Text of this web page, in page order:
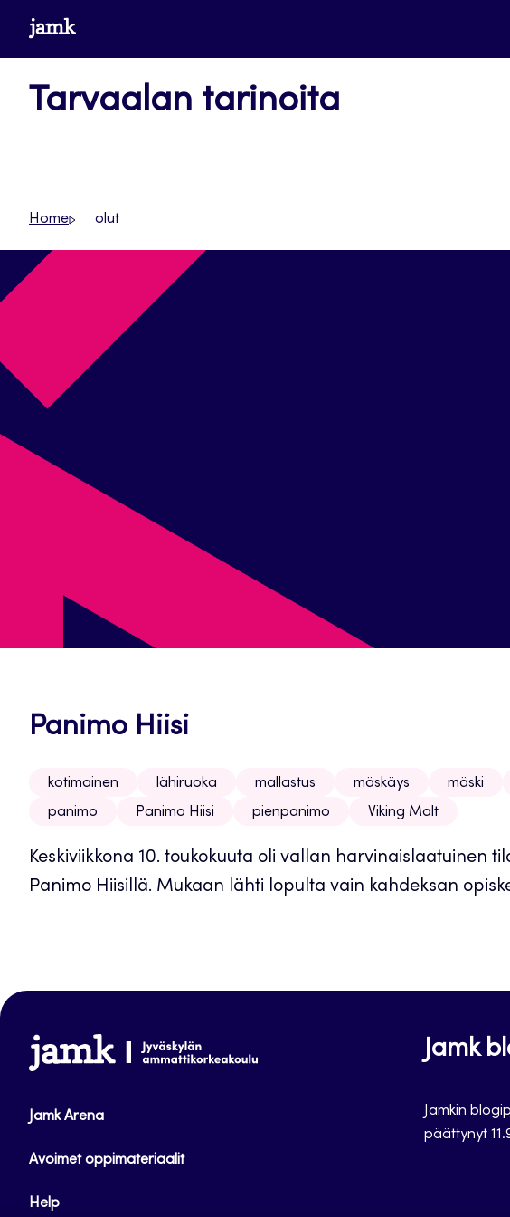
Siirrywww.jamk.fi
Tarvaalan tarinoita
Home olut
Panimo Hiisi
kotimainen lähiruoka mallastus mäskäys mäski
panimo
Panimo Hiisi pienpanimo Viking Malt
Keskiviikkona 10. toukokuuta oli vallan harvinaislaatuinen
Panimo Hiisillä. Mukaan lähti lopulta vain kahdeksan
www.jamk.fi
Jamk Arena
Avoimet oppimateriaalit
Help
Jamk
Jamkin
päättynyt